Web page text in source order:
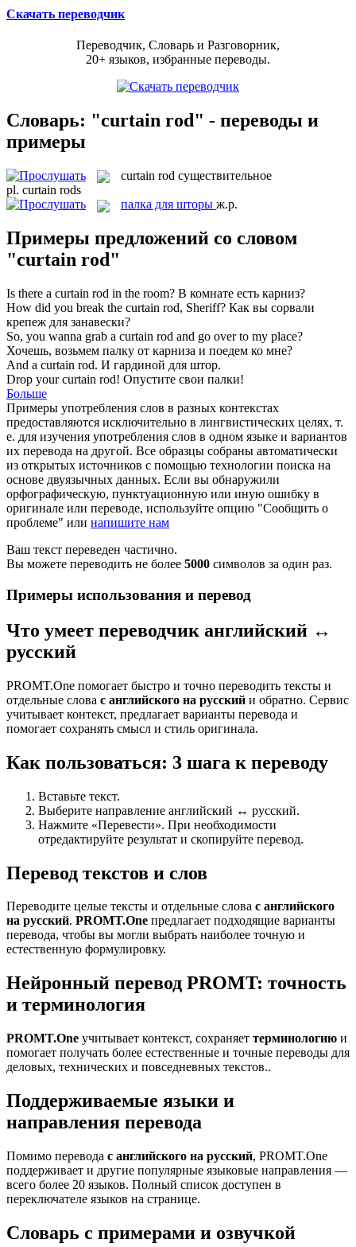
Скачать переводчик
Переводчик, Словарь и Разговорник,
20+ языков, избранные переводы.
Словарь: "curtain rod" - переводы и
примеры
curtain rod существительное
pl. curtain rods
палка для шторы ж.р.
Примеры предложений со словом
"curtain rod"
Is there a curtain rod in the room? В комнате есть карниз?
How did you break the curtain rod, Sheriff? Как вы сорвали
крепеж для занавески?
So, you wanna grab a curtain rod and go over to my place?
Хочешь, возьмем палку от карниза и поедем ко мне?
And a curtain rod. И гардиной для штор.
Drop yourcurtain rod! Опустите свои палки!
Больше
Примеры употребления слов в разных контекстах
предоставляются исключительно в лингвистических целях, т.
е. для изучения употребления слов в одном языке и вариантов
их перевода на другой. Все образцы собраны автоматически
из открытых источников с помощью технологии поиска на
основе двуязычных данных. Если вы обнаружили
орфографическую, пунктуационную или иную ошибку в
оригинале или переводе, используйте опцию "Сообщить о
проблеме" или напишите нам
Ваш текст переведен частично.
Вы можете переводить не более 5000 символов за один раз.
Примеры использования и перевод
Что умеет переводчик английский ↔
русский
PROMT.One помогает быстро и точно переводить тексты и
отдельные слова с английского на русский и обратно. Сервис
учитывает контекст, предлагает варианты перевода и
помогает сохранять смысл и стиль оригинала.
Как пользоваться: 3 шага к переводу
Вставьте текст.
Выберите направление английский ↔ русский.
Нажмите «Перевести». При необходимости
отредактируйте результат и скопируйте перевод.
Перевод текстов и слов
Переводите целые тексты и отдельные слова с английского
на русский. PROMT.One предлагает подходящие варианты
перевода, чтобы вы могли выбрать наиболее точную и
естественную формулировку.
Нейронный перевод PROMT: точность
и терминология
PROMT.One учитывает контекст, сохраняет терминологию и
помогает получать более естественные и точные переводы для
деловых, технических и повседневных текстов..
Поддерживаемые языки и
направления перевода
Помимо перевода с английского на русский, PROMT.One
поддерживает и другие популярные языковые направления —
всего более 20 языков. Полный список доступен в
переключателе языков на странице.
Словарь с примерами и озвучкой